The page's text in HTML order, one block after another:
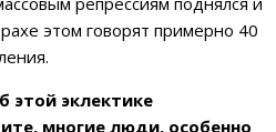
этом говорят примерно 40
этой эклектике
многие люди, особенно